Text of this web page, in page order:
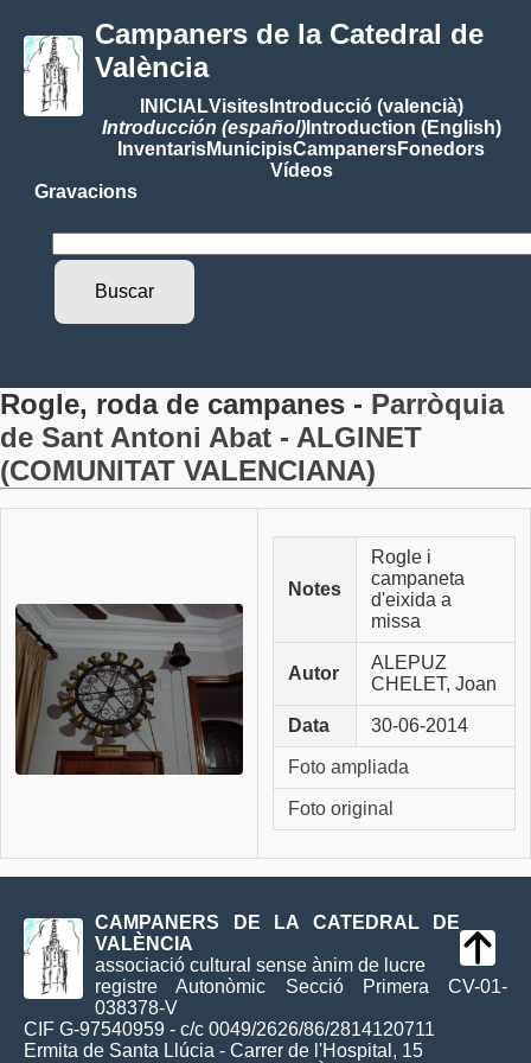
Campaners de la Catedral de
València
INICIALVisitesIntroducció (valencià)
Introducción (español)Introduction (English)
InventarisMunicipisCampanersFonedors
Vídeos
Gravacions
Rogle, roda de campanes - Parròquia
de Sant Antoni Abat - ALGINET
(COMUNITAT VALENCIANA)
Notes
Rogle i
campaneta
d'eixida a
missa
Autor
ALEPUZ
CHELET, Joan
Data 30-06-2014
Foto ampliada
Foto original
CAMPANERS DE LA CATEDRAL DE
VALÈNCIA
associació cultural sense ànim de lucre
registre Autonòmic Secció Primera CV-01-
038378-V
CIF G-97540959 - c/c 0049/2626/86/2814120711
Ermita de Santa Llúcia - Carrer de l'Hospital, 15